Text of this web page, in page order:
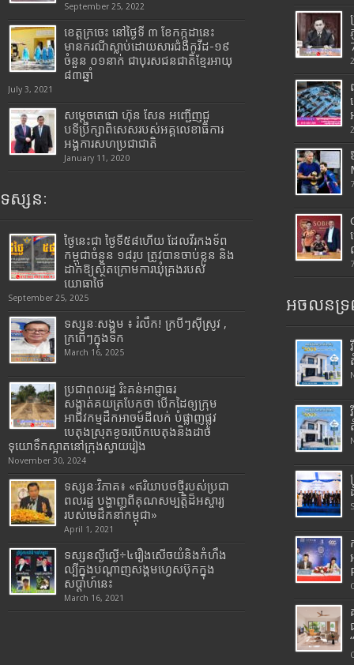
September 25, 2022
ខេត្តក្រចេះ នៅថ្ងៃទី ៣ ខែកក្កដានេះ
មានករណីស្លាប់ដោយសារជំងឺកូវីដ-១៩
ចំនួន ០១នាក់ ជាបុរសជនជាតិខ្មែរអាយុ
៨៣ឆ្នាំ
July 3, 2021
សម្តេចតេជោ ហ៊ុន សែន អញ្ជើញជួ
បទីប្រឹក្សាពិសេសរបស់អគ្គលេខាធិការ
អង្គការសហប្រជាជាតិ
January 11, 2020
ទស្សនៈ
ថ្ងៃនេះជា ថ្ងៃទី៥៨ហើយ ដែលវីរកងទ័ព
កម្ពុជាចំនួន ១៨រូប ត្រូវបានចាប់ខ្លួន និង
ដាក់ឱ្យស្ថិតក្រោមការឃុំគ្រងរបស់
យោធាថៃ
September 25, 2025
ទស្សនៈសង្គម ៖ រំលឹក! ក្របីៗស៊ីស្រូវ ,
ក្រពើៗក្នុងទឹក
March 16, 2025
ប្រជាពលរដ្ឋ រិះគន់អាជ្ញាធរ
សង្កាត់គយត្របែកថា បើកដៃឲ្យក្រុម
អាជីវកម្មដឹកអាចម៍ដីលក់ បំផ្លាញផ្លូវ
បេតុងស្រុតខូចរបើកបេតុងនិងដាច់
ទុយោទឹកស្អាតនៅក្រុងស្វាយរៀង
November 30, 2024
ទស្សនៈវិភាគ៖ «ឥរិយាបថថ្មីរបស់ប្រជា
ពលរដ្ឋ បង្ហាញពីគុណសម្បត្តិដ៏អស្ចារ្យ
របស់មេដឹកនាំកម្ពុជា»
April 1, 2021
ទស្សនល្ងីល្ងើ÷៤រឿងសើចយំនិងកំហឹង
ល្បីក្នុងបណ្តាញសង្គមហ្វេសប៊ុកក្នុង
សប្តាហ៍នេះ
March 16, 2021
អចលនទ្រ